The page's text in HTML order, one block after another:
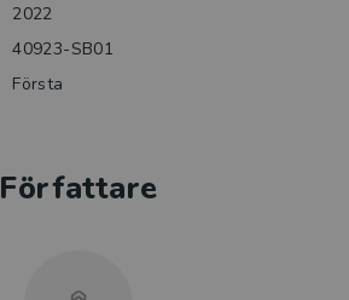
2022
40923-SB01
Första
Författare